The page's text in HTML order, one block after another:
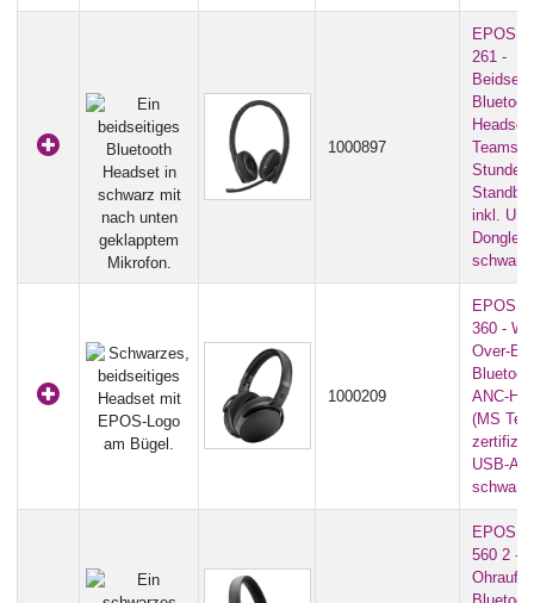
1000897
EPOS
261 -
Headset
Teams |
Stunden
inkl.
Dongle) -
schwarz
1000209
EPOS
360 -
Over-Ear
ANC-
(MS
USB-A
schwarz
EPOS
560 2 -